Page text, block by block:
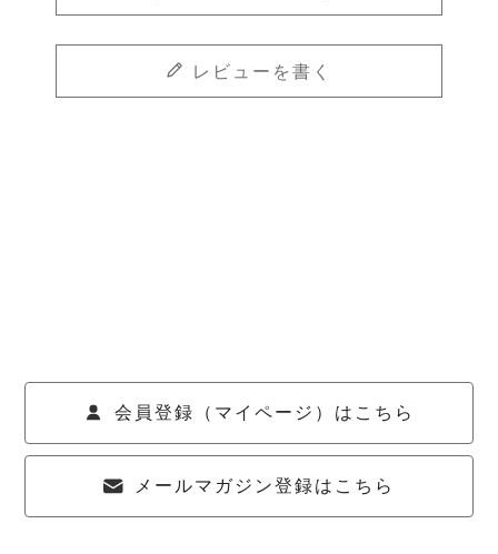
レビューを書く
会員登録（マイページ）はこちら
メールマガジン登録はこちら